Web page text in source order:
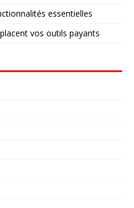
essentielles
vos outils payants